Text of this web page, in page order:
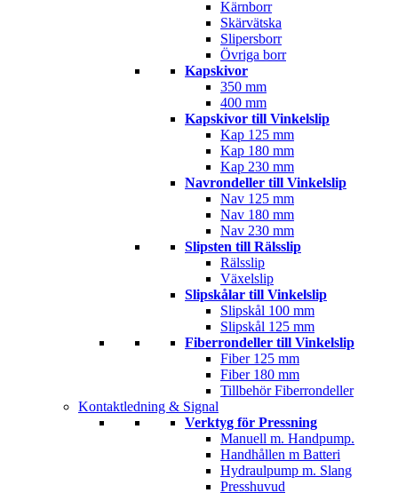
Kärnborr
Skärvätska
Slipersborr
Övriga borr
Kapskivor
350 mm
400 mm
Kapskivor till Vinkelslip
Kap 125 mm
Kap 180 mm
Kap 230 mm
Navrondeller till Vinkelslip
Nav 125 mm
Nav 180 mm
Nav 230 mm
Slipsten till Rälsslip
Rälsslip
Växelslip
Slipskålar till Vinkelslip
Slipskål 100 mm
Slipskål 125 mm
Fiberrondeller till Vinkelslip
Fiber 125 mm
Fiber 180 mm
Tillbehör Fiberrondeller
Kontaktledning & Signal
Verktyg för Pressning
Manuell m. Handpump.
Handhållen m Batteri
Hydraulpump m. Slang
Presshuvud